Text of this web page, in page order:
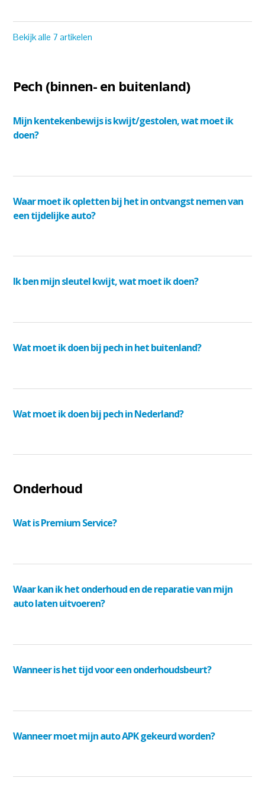
Bekijk alle 7 artikelen
Pech (binnen- en buitenland)
Mijn kentekenbewijs is kwijt/gestolen, wat moet ik
doen?
Waar moet ik opletten bij het in ontvangst nemen van
een tijdelijke auto?
Ik ben mijn sleutel kwijt, wat moet ik doen?
Wat moet ik doen bij pech in het buitenland?
Wat moet ik doen bij pech in Nederland?
Onderhoud
Wat is Premium Service?
Waar kan ik het onderhoud en de reparatie van mijn
auto laten uitvoeren?
Wanneer is het tijd voor een onderhoudsbeurt?
Wanneer moet mijn auto APK gekeurd worden?